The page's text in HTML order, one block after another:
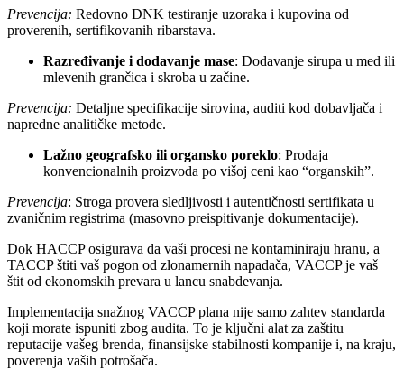
Prevencija: Redovno DNK testiranje uzoraka i kupovina od
proverenih, sertifikovanih ribarstava.
Razređivanje i dodavanje mase: Dodavanje sirupa u med ili
mlevenih grančica i skroba u začine.
Prevencija: Detaljne specifikacije sirovina, auditi kod dobavljača i
napredne analitičke metode.
Lažno geografsko ili organsko poreklo: Prodaja
konvencionalnih proizvoda po višoj ceni kao “organskih”.
Prevencija: Stroga provera sledljivosti i autentičnosti sertifikata u
zvaničnim registrima (masovno preispitivanje dokumentacije).
Dok HACCP osigurava da vaši procesi ne kontaminiraju hranu, a
TACCP štiti vaš pogon od zlonamernih napadača, VACCP je vaš
štit od ekonomskih prevara u lancu snabdevanja.
Implementacija snažnog VACCP plana nije samo zahtev standarda
koji morate ispuniti zbog audita. To je ključni alat za zaštitu
reputacije vašeg brenda, finansijske stabilnosti kompanije i, na kraju,
poverenja vaših potrošača.